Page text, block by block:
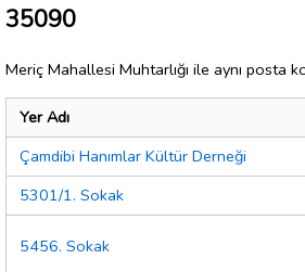
35090
Meriç Mahallesi Muhtarlığı ile aynı posta
Yer Adı
Çamdibi Hanımlar Kültür Derneği
5301/1. Sokak
5456. Sokak